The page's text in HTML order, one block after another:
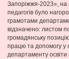
Запоріжжя-2023», на
педагогів було
грамотами
відзначено: листом
громадянську
працю та допомогу у
департаменту освіти